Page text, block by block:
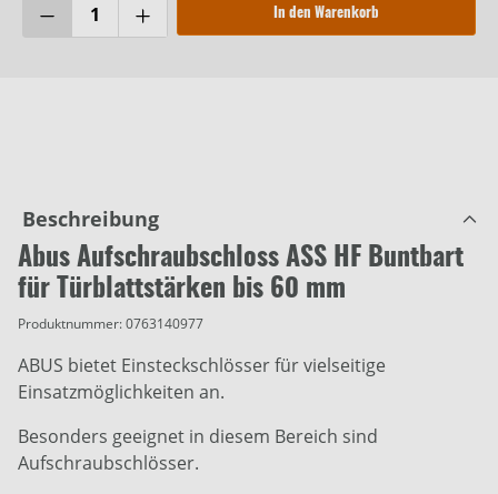
In den Warenkorb
Beschreibung
Abus Aufschraubschloss ASS HF Buntbart
für Türblattstärken bis 60 mm
Produktnummer:0763140977
ABUS bietet Einsteckschlösser für vielseitige
Einsatzmöglichkeiten an.
Besonders geeignet in diesem Bereich sind
Aufschraubschlösser.